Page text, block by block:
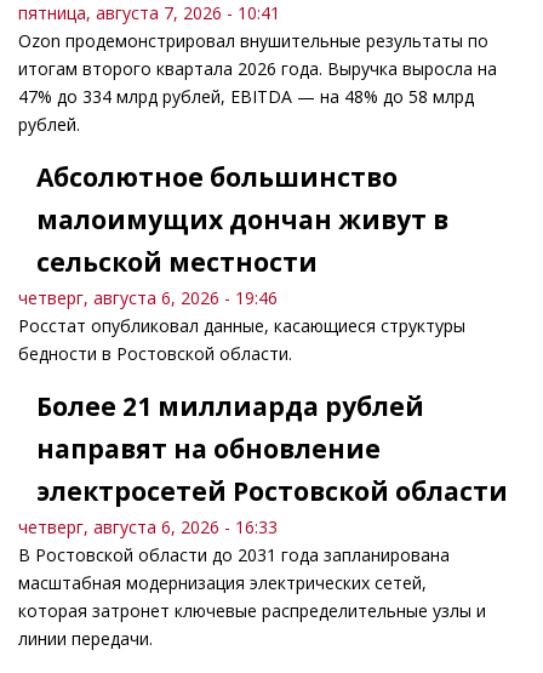
пятница, августа 7, 2026 - 10:41
Ozon продемонстрировал внушительные результаты по
итогам второго квартала 2026 года. Выручка выросла на
47% до 334 млрд рублей, EBITDA — на 48% до 58 млрд
рублей.
Абсолютное большинство
малоимущих дончан живут в
сельской местности
четверг, августа 6, 2026 - 19:46
Росстат опубликовал данные, касающиеся структуры
бедности в Ростовской области.
Более 21 миллиарда рублей
направят на обновление
электросетей Ростовской области
четверг, августа 6, 2026 - 16:33
В Ростовской области до 2031 года запланирована
масштабная модернизация электрических сетей,
которая затронет ключевые распределительные узлы и
линии передачи.